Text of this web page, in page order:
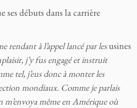
ses débuts dans la carrière
rendant à l’appel lancé par lesusines
j’y fus engagé et instruit
tel, j’eus donc à monter les
mondiaux. Comme je parlais
m’envoya même en Amérique où